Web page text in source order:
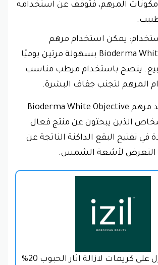
المرهم، فتوقف عن استخدامه
يمكن استخدام مرهم
Bioderma White Objective بسهولة مرتين يوميًا
8 أسابيع. ينصح باستخدام مرطب مناسب
المرهم لتجنب جفاف البشرة.
بشكل عام، يعد مرهم Bioderma White Objective
الذين يبحثون عن منتج فعال
تفتيح البقع الداكنة الناتجة عن
التعرض لأشعة الشمس.
كريمات لازالة اثار الحبوب 20%